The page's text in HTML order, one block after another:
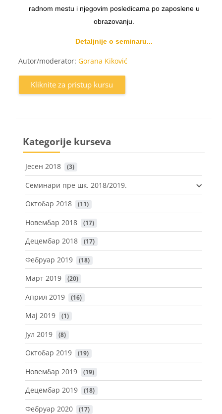
radnom mestu i njegovim posledicama po zaposlene u
obrazovanju.
Detaljnije o seminaru...
Autor/moderator: Gorana Kiković
Kliknite za pristup kursu
Kategorije kurseva
Јесен 2018 (3)
Семинари пре шк. 2018/2019.
Октобар 2018
(11)
Новембар 2018 (17)
Децембар 2018 (17)
Фебруар 2019 (18)
Март 2019 (20)
Април 2019 (16)
Мај 2019 (1)
Јул 2019 (8)
Октобар 2019 (19)
Новембар 2019 (19)
Децембар 2019 (18)
Фебруар 2020 (17)